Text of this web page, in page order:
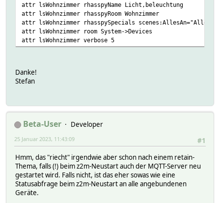
attr lsWohnzimmer rhasspyName Licht,beleuchtung
attr lsWohnzimmer rhasspyRoom Wohnzimmer
attr lsWohnzimmer rhasspySpecials scenes:AllesAn="Alles
attr lsWohnzimmer room System->Devices
attr lsWohnzimmer verbose 5
Danke!
Stefan
Beta-User
Developer
#1
25 Januar 2023, 11:43:09
Hmm, das "riecht" irgendwie aber schon nach einem retain-
Thema, falls (!) beim z2m-Neustart auch der MQTT-Server neu
gestartet wird. Falls nicht, ist das eher sowas wie eine
Statusabfrage beim z2m-Neustart an alle angebundenen
Geräte.